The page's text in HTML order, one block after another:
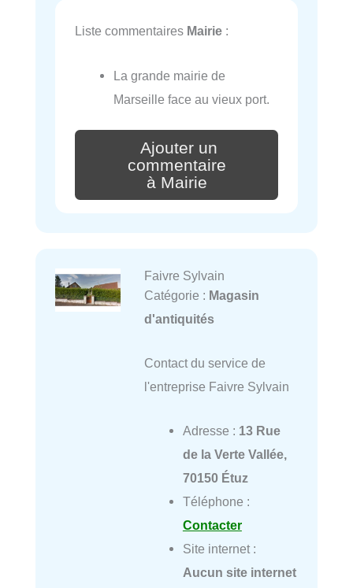
Liste commentaires Mairie :
La grande mairie de
Marseille face au vieux port.
Ajouter un
commentaire
à Mairie
Faivre Sylvain
Catégorie : Magasin
d'antiquités
Contact du service de
l'entreprise Faivre Sylvain
Adresse : 13 Rue
de la Verte Vallée,
70150 Étuz
Téléphone :
Contacter
Site internet :
Aucun site internet